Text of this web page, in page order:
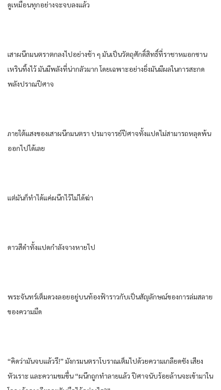
ดูเหมือนทุกอย่างจะจบลงแล้ว
เสาผนึกมนตราตกลงไปอย่างช้า ๆ มันเป็นวัตถุศักดิ์สิทธิ์ที่ราชาหมอกซาน
เหรินทิ้งไว้ มันมีพลังที่น่ากลัวมาก โดยเฉพาะอย่างยิ่งมันมีผลในการสะกด
พลังปราณปีศาจ
ภายใต้แสงของเสาผนึกมนตรา ปรมาจารย์ปีศาจทั้งแปดไม่สามารถหลุดพ้น
ออกไปได้เลย
แต่มันก็ทำได้แค่ผนึกไว้ไม่ได้ฆ่า
ดาวสีดำทั้งแปดกำลังจางหายไป
พระจันทร์เต็มดวงลอยอยู่บนท้องฟ้าราวกับเป็นสัญลักษณ์ของการล่มสลาย
ของความมืด
“คิดว่ามันจบแล้วรึ!” มังกรมนตราโบราณเต็มไปด้วยความเกลียดชัง เสียง
หัวเราะ และความขมขื่น “ผนึกถูกทำลายแล้ว ปีศาจนับร้อยล้านจะเข้ามาใน